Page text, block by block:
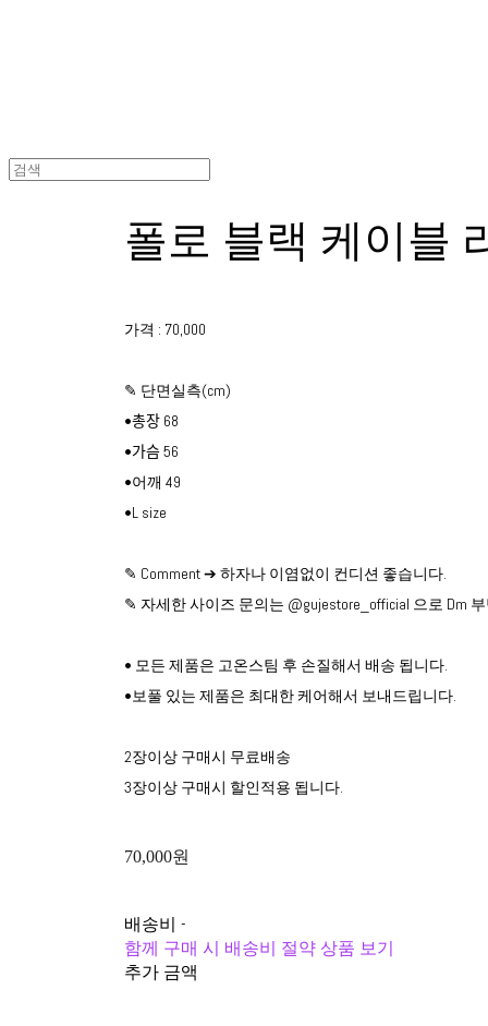
폴로 블랙 케이블
가격 : 70,000
✎ 단면실측(cm)
•총장 68
•가슴 56
•어깨 49
•L size
✎ Comment ➔ 하자나 이염없이 컨디션 좋습니다.
✎ 자세한 사이즈 문의는 @gujestore_official 으로 Dm
• 모든 제품은 고온스팀 후 손질해서 배송 됩니다.
•보풀 있는 제품은 최대한 케어해서 보내드립니다.
2장이상 구매시 무료배송
3장이상 구매시 할인적용 됩니다.
70,000원
배송비-
함께 구매 시 배송비 절약 상품 보기
추가 금액